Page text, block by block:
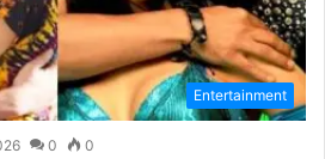
Entertainment
0 0